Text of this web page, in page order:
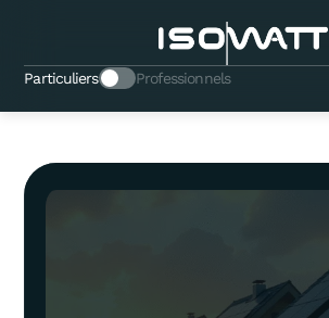
Particuliers Professionnels